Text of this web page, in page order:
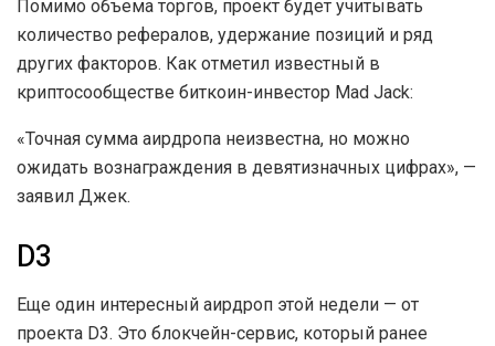
Помимо объема торгов, проект будет учитывать
количество рефералов, удержание позиций и ряд
других факторов. Как отметил известный в
криптосообществе биткоин-инвестор Mad Jack:
«Точная сумма аирдропа неизвестна, но можно
ожидать вознаграждения в девятизначных цифрах», —
заявил Джек.
D3
Еще один интересный аирдроп этой недели — от
проекта D3. Это блокчейн-сервис, который ранее